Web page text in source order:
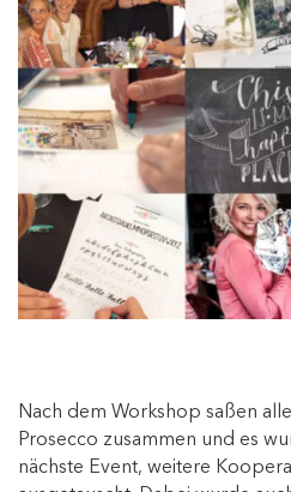
Nach dem Workshop saßen
Prosecco zusammen und es
nächste Event, weitere